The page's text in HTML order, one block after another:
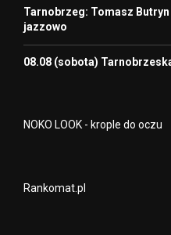
Tarnobrzeg: Tomasz
jazzowo
08.08 (sobota)
NOKO LOOK - krople do oczu
Rankomat.pl